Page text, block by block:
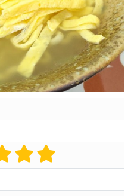
風原町 豊見城市 南城市
てびちそば ゆし豆腐そば